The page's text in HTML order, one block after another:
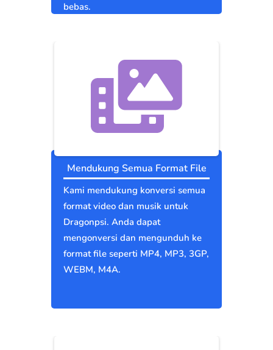
bebas.
Mendukung Semua Format File
Kami mendukung konversi semua
format video dan musik untuk
Dragonpsi. Anda dapat
mengonversi dan mengunduh ke
format file seperti MP4, MP3, 3GP,
WEBM, M4A.